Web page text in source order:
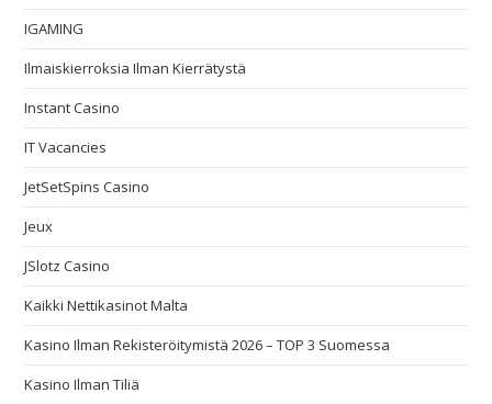
IGAMING
Ilmaiskierroksia Ilman Kierrätystä
Instant Casino
IT Vacancies
JetSetSpins Casino
Jeux
JSlotz Casino
Kaikki Nettikasinot Malta
Kasino Ilman Rekisteröitymistä 2026 – TOP 3 Suomessa
Kasino Ilman Tiliä